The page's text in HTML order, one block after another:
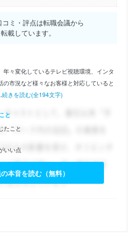
ミ・評点は転職会議から
転載しています。
年々変化しているテレビ視聴環境、インタ
の市況など様々なお客様と対応していると
続きを読む(全194文字)
と
たこと
いい点
本音を読む（無料）